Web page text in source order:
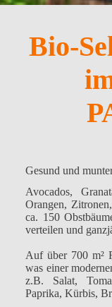
Bio-
Gesund und
Avocados,
Orangen,
ca. 150
verteilen und
Auf über 700 m²
was einer
z.B. Salat,
Paprika, Kürbis,